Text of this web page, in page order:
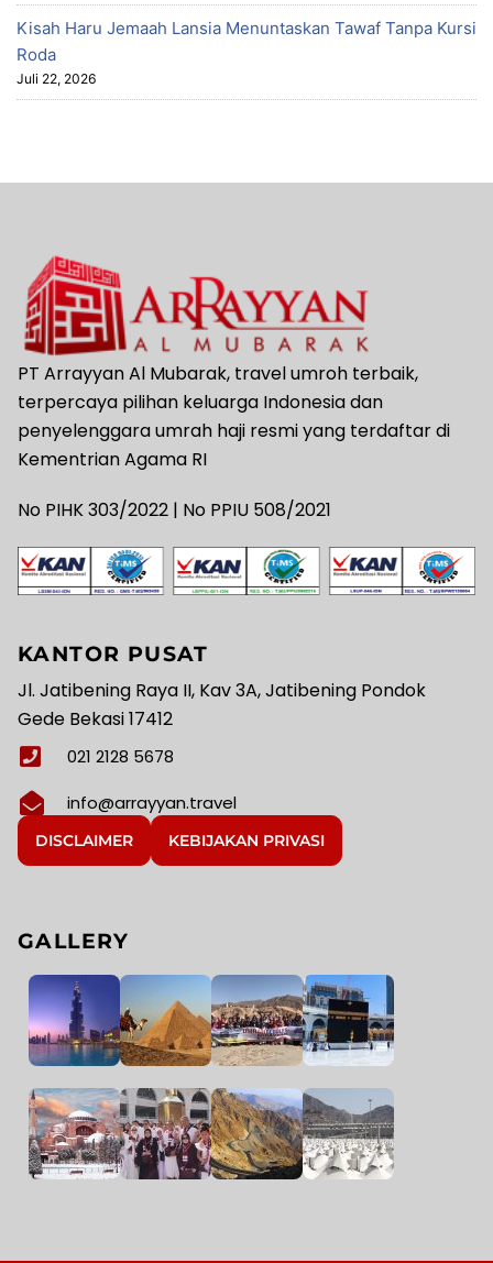
Kisah Haru Jemaah Lansia Menuntaskan Tawaf Tanpa Kursi
Roda
Juli 22, 2026
PT Arrayyan Al Mubarak, travel umroh terbaik,
terpercaya pilihan keluarga Indonesia dan
penyelenggara umrah haji resmi yang terdaftar di
Kementrian Agama RI
No PIHK 303/2022 | No PPIU 508/2021
KANTOR PUSAT
Jl. Jatibening Raya II, Kav 3A, Jatibening Pondok
Gede Bekasi 17412
021 2128 5678
info@arrayyan.travel
DISCLAIMER KEBIJAKAN PRIVASI
GALLERY